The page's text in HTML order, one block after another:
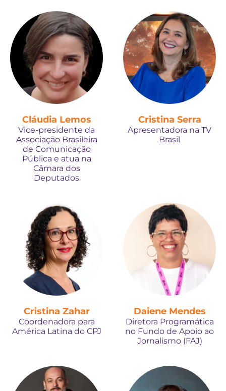
Cláudia Lemos
Vice-presidente da
Associação Brasileira
de Comunicação
Pública e atua na
Câmara dos
Deputados
Cristina Serra
Apresentadora na TV
Brasil
Cristina Zahar
Coordenadora para
América Latina do CPJ
Daiene Mendes
Diretora Programática
no Fundo de Apoio ao
Jornalismo (FAJ)